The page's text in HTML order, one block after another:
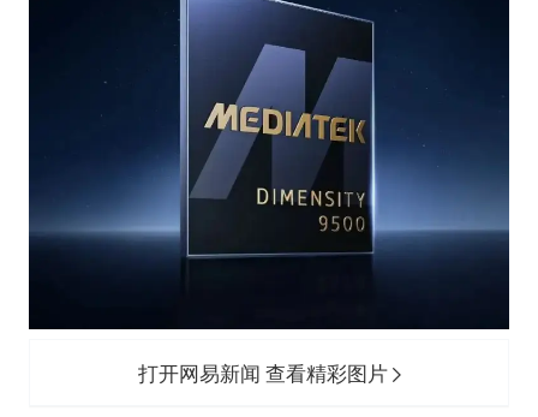
打开网易新闻 查看精彩图片